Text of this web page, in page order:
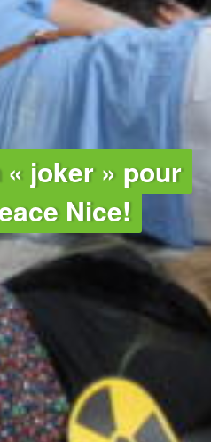
« joker » pour
Nice!